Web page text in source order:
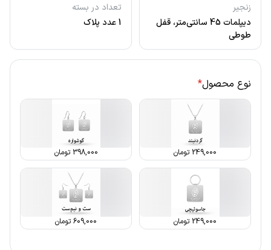
زنجیر
دیپلمات 45 سانتی‌متر، قفل
طوطی
تعداد در بسته
1 عدد پلاک
نوع محصول*
249,000 تومان 398,000 تومان
249,000 تومان 609,000تومان